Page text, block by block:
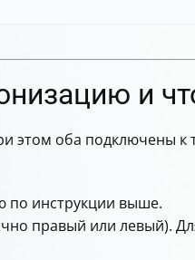
и
этом оба подключены к
по инструкции выше.
правый или левый).